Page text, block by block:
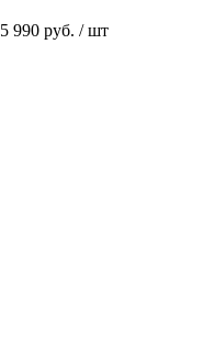
5 990 руб. / шт